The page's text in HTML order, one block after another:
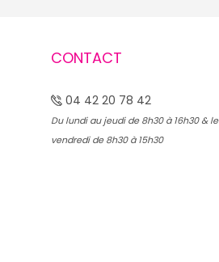
CONTACT
04 42 20 78 42
Du lundi au jeudi de 8h30 à 16h30 & le
vendredi de 8h30 à 15h30